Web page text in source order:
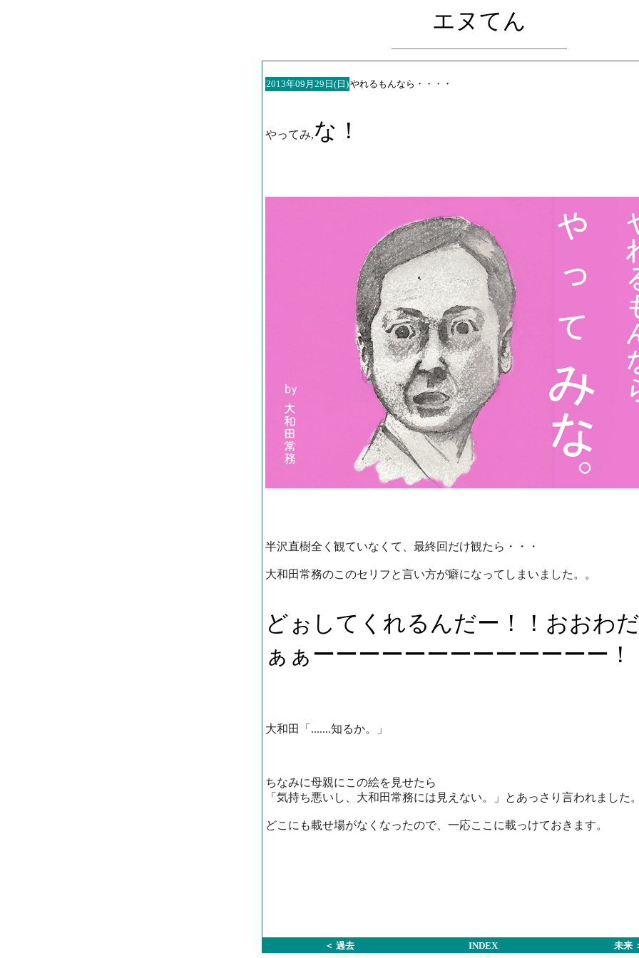
エヌてん
2013年09月29日(日)やれるもんなら・・・・
やってみ,な！
半沢直樹全く観ていなくて、最終回だけ観たら・・・
大和田常務のこのセリフと言い方が癖になってしまいました。。
どぉしてくれるんだー！！おおわ
ぁぁーーーーーーーーーーーーー！
大和田「.......知るか。」
ちなみに母親にこの絵を見せたら
「気持ち悪いし、大和田常務には見えない。」とあっさり言われました
どこにも載せ場がなくなったので、一応ここに載っけておきます。
＜ 過去 INDEX 未来